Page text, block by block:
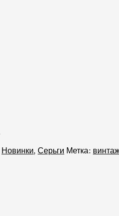
Новинки, Серьги Метка: